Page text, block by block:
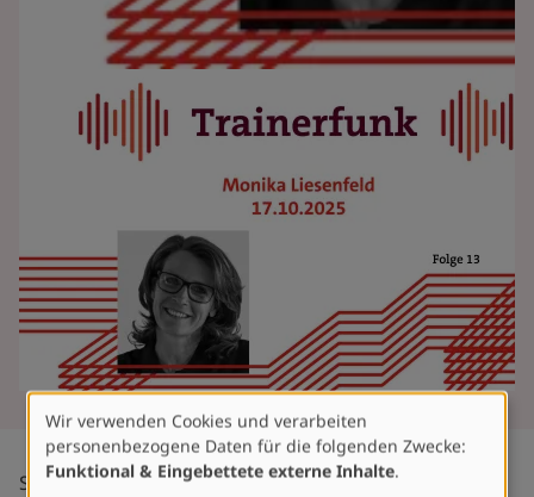
Seit über 20 Jahren arbeitet sie am Olympiastützpunkt
Verwendung
von
personenbezogenen
Wir verwenden Cookies und verarbeiten
personenbezogene Daten für die folgenden Zwecke:
Funktional & Eingebettete externe Inhalte.